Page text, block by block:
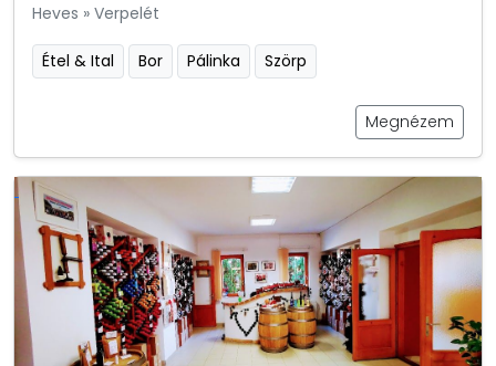
Heves » Verpelét
Étel & Ital Bor Pálinka Szörp
Megnézem